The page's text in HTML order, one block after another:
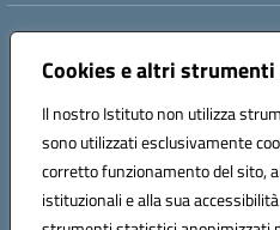
Cookies e altri
Il nostro Istituto non utilizza
sono utilizzati esclusivamente
corretto funzionamento del sito,
istituzionali e alla sua
Indirizzo:
Centralino:+39 0965 78 12 60
Codice fiscale: 92034530805
Codice meccanografico:
rcic841003
Codice Indice delle Pubbliche